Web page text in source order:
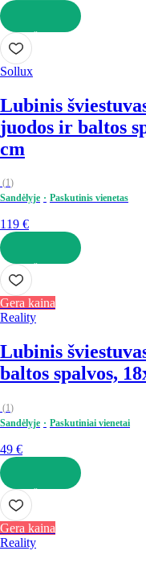
Į KREPŠELĮ
Sollux
Lubinis
juodos ir baltos
cm
(1)
Sandėlyje
Paskutinis vienetas
119 €
Į KREPŠELĮ
Gera kaina
Reality
Lubinis
baltos spalvos,
(1)
Sandėlyje
Paskutiniai vienetai
49 €
Į KREPŠELĮ
Gera kaina
Reality